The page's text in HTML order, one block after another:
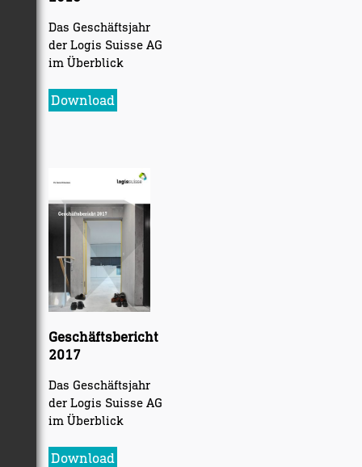
Das Geschäftsjahr
der Logis Suisse AG
im Überblick
Download
Geschäftsbericht
2017
Das Geschäftsjahr
der Logis Suisse AG
im Überblick
Download